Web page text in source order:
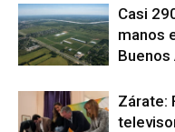
Casi
manos
Buenos
Zárate: